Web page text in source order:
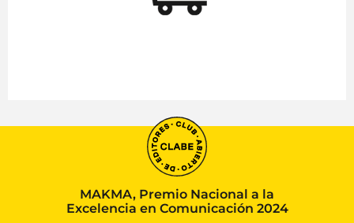
MAKMA, Premio Nacional a la
Excelencia en Comunicación 2024